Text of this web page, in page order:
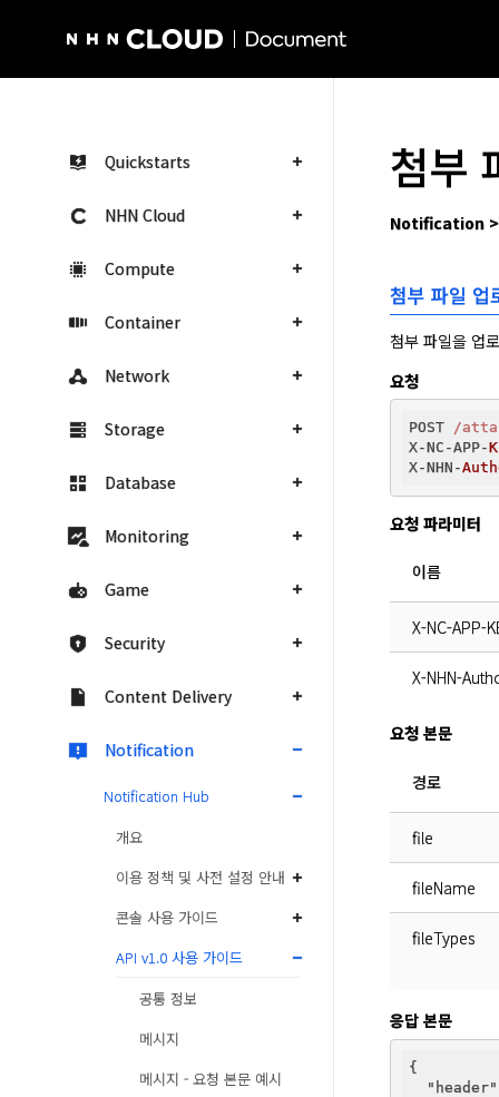
Quickstarts
NHN Cloud
Compute
Container
Network
Storage
Database
Monitoring
Game
Security
Content Delivery
Notification
Notification Hub
개요
이용 정책 및 사전 설정 안내
콘솔 사용 가이드
API v1.0 사용 가이드
공통 정보
메시지
메시지 - 요청 본문 예시
첨부
Notification >
첨부 파일 업
첨부 파일을 업
요청
POST /
X-NC-APP-
X-NHN-
요청 파라미터
이름
X-NC-APP-
X-NHN-
요청 본문
경로
file
fileName
fileTypes
응답 본문
{
"header"